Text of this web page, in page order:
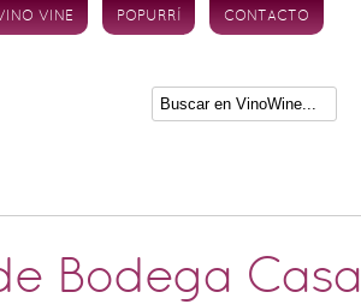
VINE POPURRÍ CONTACTO
Bodega Casa